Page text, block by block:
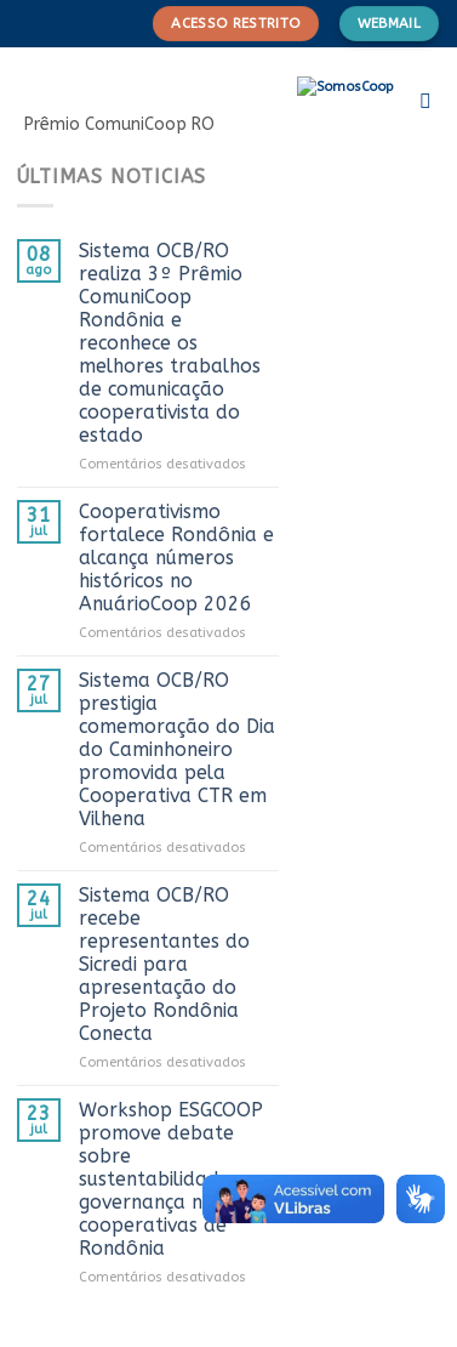
ACESSO RESTRITO WEBMAIL
Prêmio ComuniCoop RO
ÚLTIMAS NOTICIAS
08
ago
Sistema OCB/RO
realiza 3º Prêmio
ComuniCoop
Rondônia e
reconhece os
melhores trabalhos
de comunicação
cooperativista do
estado
Comentários desativadosem
3º
Rondônia
e
de
do
31
jul
Cooperativismo
fortalece Rondônia e
alcança números
históricos no
AnuárioCoop 2026
Comentários desativadosem
alcança
no
27
jul
Sistema OCB/RO
prestigia
comemoração do Dia
do Caminhoneiro
promovida pela
Cooperativa CTR em
Vilhena
Comentários desativadosem
do
em
24
jul
Sistema OCB/RO
recebe
representantes do
Sicredi para
apresentação do
Projeto Rondônia
Conecta
Comentários desativadosem
OCB/RO
Sicredi
para
apresentação
23
jul
Workshop ESGCOOP
promove debate
sobre
sustentabilidade e
governança nas
cooperativas de
Rondônia
Comentários desativadosem